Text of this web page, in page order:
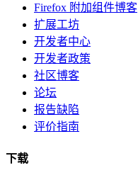
Firefox 附加组件博客
扩展工坊
开发者中心
开发者政策
社区博客
论坛
报告缺陷
评价指南
下载